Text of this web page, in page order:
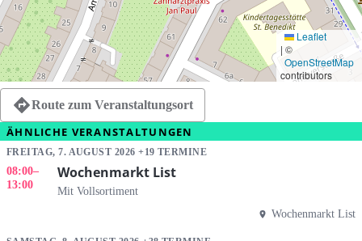
Leaflet
| ©
OpenStreetMap
contributors
Route zum Veranstaltungsort
ÄHNLICHE VERANSTALTUNGEN
FREITAG, 7. AUGUST 2026 +19 TERMINE
08:00–
13:00
Wochenmarkt List
Mit Vollsortiment
Wochenmarkt List